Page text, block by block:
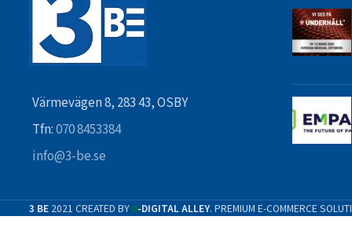
Värmevägen 8, 283 43, OSBY
Tfn:070 8453384
info@3-be.se
3 BE 2021 CREATED BY D-DIGITAL ALLEY. PREMIUM E-COMMERCE